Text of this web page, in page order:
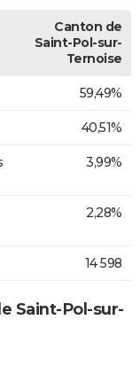
Canton de
Saint-Pol-sur-
Ternoise
59,49%
40,51%
3,99%
2,28%
14 598
Saint-Pol-sur-